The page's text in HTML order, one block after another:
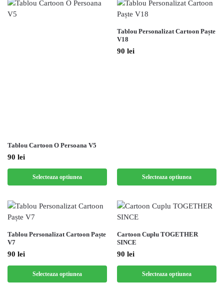
Tablou Cartoon O Persoana V5
90 lei
Selecteaza optiunea
Tablou Personalizat Cartoon Paște
V18
90 lei
Selecteaza optiunea
Tablou Personalizat Cartoon Paște
V7
90 lei
Selecteaza optiunea
Cartoon Cuplu TOGETHER
SINCE
90 lei
Selecteaza optiunea